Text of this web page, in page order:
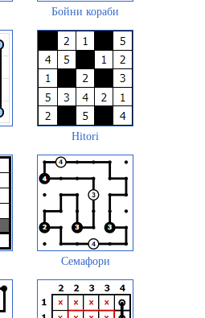
Бойни кораби
Hitori
Семафори